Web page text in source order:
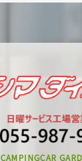
CAMPINGCAR